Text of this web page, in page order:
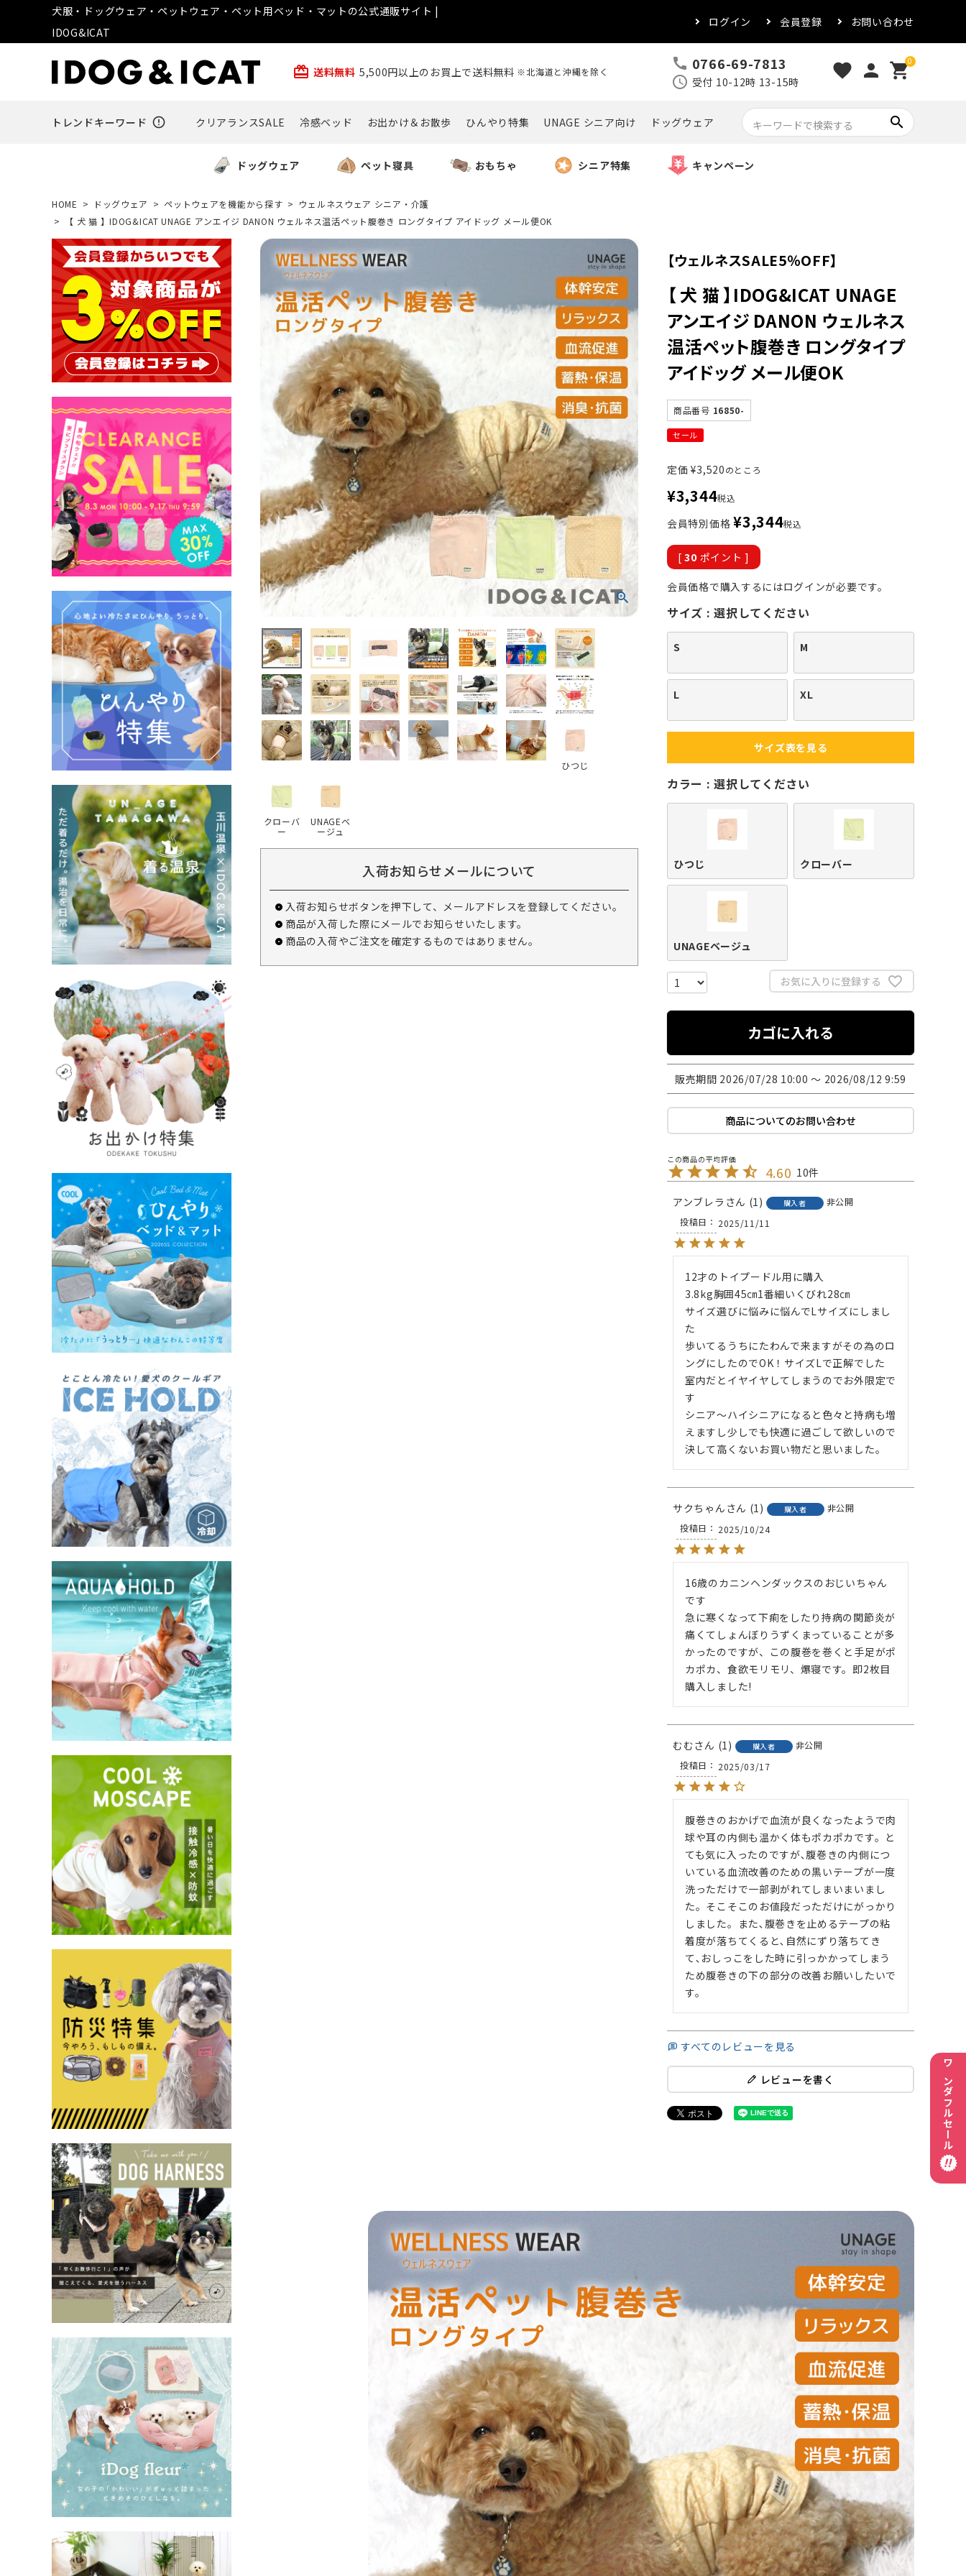
犬服・ドッグウェア・ペットウェア・ペット用ベッド・マットの公式通販サイト |
IDOG&ICAT
ログイン 会員登録 お問い合わせ
card_giftcard 送料無料 5,500円以上のお買上で送料無料 ※北海道と沖縄を除く call 0766-69-7813
schedule 受付 10-12時 13-15時
favorite person 0
shopping_cart
トレンドキーワード error_outline クリアランスSALE 冷感ベッド お出かけ＆お散歩 ひんやり特集 UNAGE シニア向け ドッグウェア search
ドッグウェア ペット寝具 おもちゃ シニア特集 キャンペーン
HOME ドッグウェア ペットウェアを機能から探す
ウェルネスウェア シニア・介護
【 犬 猫 】IDOG&ICAT UNAGE アンエイジ DANON ウェルネス温活ペット腹巻き ロングタイプ アイドッグ メール便OK
ひつじ
クローバ
ー
UNAGEベ
ージュ
入荷お知らせメールについて
入荷お知らせボタンを押下して、メールアドレスを登録してください。
商品が入荷した際にメールでお知らせいたします。
商品の入荷やご注文を確定するものではありません。
【ウェルネスSALE5％OFF】
【 犬 猫 】IDOG&ICAT UNAGE
アンエイジ DANON ウェルネス
温活ペット腹巻き ロングタイプ
アイドッグ メール便OK
商品番号 16850-
セール
定価 ¥3,520のところ
¥3,344税込
会員特別価格 ¥3,344税込
[ 30 ポイント ]
会員価格で購入するにはログインが必要です。
サイズ 選択してください
S M
L XL
サイズ表を見る
カラー 選択してください
ひつじ クローバー
UNAGEベージュ
お気に入りに登録する
カゴに入れる
販売期間 2026/07/28 10:00〜 2026/08/12 9:59
商品についてのお問い合わせ
4.60 10
アンブレラ 1 購入者
非公開
投稿日
2025/11/11
12才のトイプードル用に購入
3.8kg胸囲45㎝1番細いくびれ28㎝
サイズ選びに悩みに悩んでLサイズにしまし
た
歩いてるうちにたわんで来ますがその為のロ
ングにしたのでOK！サイズLで正解でした
室内だとイヤイヤしてしまうのでお外限定で
す
シニア～ハイシニアになると色々と持病も増
えますし少しでも快適に過ごして欲しいので
決して高くないお買い物だと思いました。
サクちゃん 1 購入者
非公開
投稿日
2025/10/24
16歳のカニンヘンダックスのおじいちゃん
です
急に寒くなって下痢をしたり持病の関節炎が
痛くてしょんぼりうずくまっていることが多
かったのですが、この腹巻を巻くと手足がポ
カポカ、食欲モリモリ、爆寝です。即2枚目
購入しました!
むむ 1 購入者
非公開
投稿日
2025/03/17
腹巻きのおかげで血流が良くなったようで肉
球や耳の内側も温かく体もポカポカです。と
ても気に入ったのですが､腹巻きの内側につ
いている血流改善のための黒いテープが一度
洗っただけで一部剥がれてしまいまいまし
た。そこそこのお値段だっただけにがっかり
しました。また､腹巻きを止めるテープの粘
着度が落ちてくると､自然にずり落ちてき
て､おしっこをした時に引っかかってしまう
ため腹巻きの下の部分の改善お願いしたいで
す。
すべてのレビューを見る
レビューを書く ワンダフルセール